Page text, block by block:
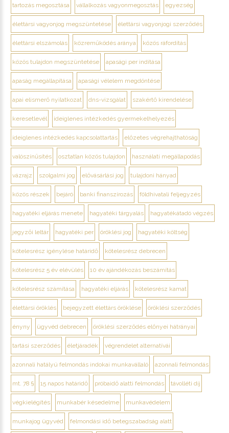
tartozás megosztása vállalkozás vagyonmegosztás egyezség
élettársi vagyonjog megszüntetése élettársi vagyonjogi szerződés
élettársi elszámolás közreműködés aránya közös ráfordítás
közös tulajdon megszüntetése apasági per indítása
apaság megállapítása apasági vélelem megdöntése
apai elismerő nyilatkozat dns-vizsgálat szakértő kirendelése
keresetlevél ideiglenes intézkedés gyermekelhelyezés
ideiglenes intézkedés kapcsolattartás előzetes végrehajthatóság
valószínűsítés osztatlan közös tulajdon használati megállapodás
vázrajz szolgalmi jog elővásárlási jog tulajdoni hányad
közös részek bejáró banki finanszírozás földhivatali feljegyzés
hagyatéki eljárás menete hagyatéki tárgyalás hagyatékátadó végzés
jegyzői leltár hagyatéki per öröklési jog hagyatéki költség
kötelesrész igénylése határidő kötelesrész debrecen
kötelesrész 5 év elévülés 10 év ajándékozás beszámítás
kötelesrész számítása hagyatéki eljárás kötelesrész kamat
élettársi öröklés bejegyzett élettárs öröklése öröklési szerződés
ényny ügyvéd debrecen öröklési szerződés előnyei hátrányai
tartási szerződés életjáradék végrendelet alternatívái
azonnali hatályú felmondás indokai munkavállaló azonnali felmondás
mt. 78 § 15 napos határidő próbaidő alatti felmondás távolléti díj
végkielégítés munkabér késedelme munkavédelem
munkajog ügyvéd felmondási idő betegszabadság alatt